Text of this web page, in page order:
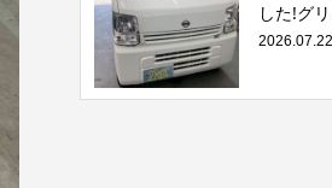
した!グ
2026.07.22